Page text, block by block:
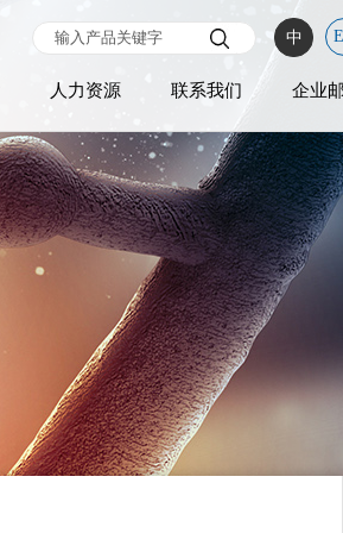
中
人力资源 联系我们 企业